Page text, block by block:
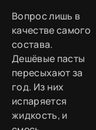
Вопрос лишь в
качестве самого
состава.
Дешёвые пасты
пересыхают за
год. Из них
испаряется
жидкость, и